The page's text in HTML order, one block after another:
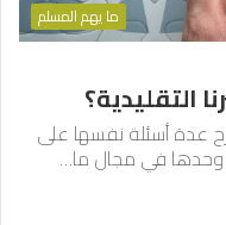
ما يهم المسلم
التقليدية؟
عدة أسئلة نفسها على
وحدها في مجال ما…